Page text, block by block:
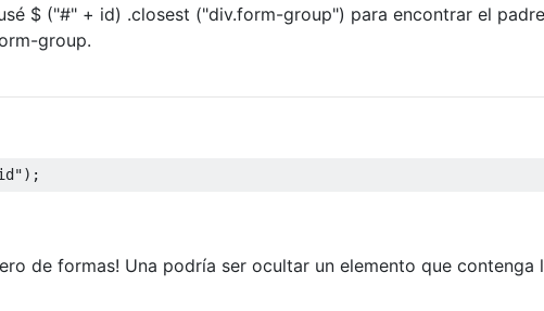
$ ("#" + id) .closest ("div.form-group") para encontrar el
group.
);
de formas! Una podría ser ocultar un elemento que contenga